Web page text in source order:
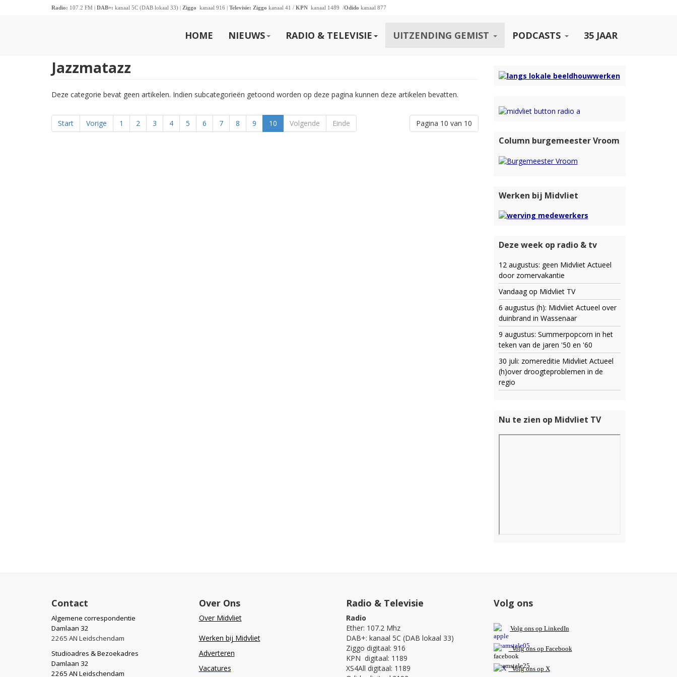
Radio: 107.2 FM | DAB+: kanaal 5C (DAB lokaal 33) | Ziggo kanaal 916 | Televisie: Ziggo kanaal 41 / KPN kanaal 1489 /Odido kanaal 877
HOME NIEUWS RADIO & TELEVISIE UITZENDING GEMIST PODCASTS 35 JAAR
Jazzmatazz
Deze categorie bevat geen artikelen. Indien subcategorieën getoond worden op deze pagina kunnen deze artikelen bevatten.
Pagina 10 van 10
Start Vorige 1 2 3 4 5 6 7 8 9 10 Volgende Einde
Column burgemeester Vroom
Werken bij Midvliet
Deze week op radio & tv
12 augustus: geen Midvliet Actueel
door zomervakantie
Vandaag op Midvliet TV
6 augustus (h): Midvliet Actueel over
duinbrand in Wassenaar
9 augustus: Summerpopcorn in het
teken van de jaren '50 en '60
30 juli: zomereditie Midvliet Actueel
(h)over droogteproblemen in de
regio
Nu te zien op Midvliet TV
Contact
Algemene correspondentie
Damlaan 32
2265 AN Leidschendam
Studioadres & Bezoekadres
Damlaan 32
2265 AN Leidschendam
Over Ons
Over Midvliet
Werken bij Midvliet
Adverteren
Vacatures
Radio & Televisie
Radio
Ether: 107.2 Mhz
DAB+: kanaal 5C (DAB lokaal 33)
Ziggo digitaal: 916
KPN digitaal: 1189
XS4All digitaal: 1189
Volg ons
Volg ons op LinkedIn
Volg ons op Facebook
Volg ons op X